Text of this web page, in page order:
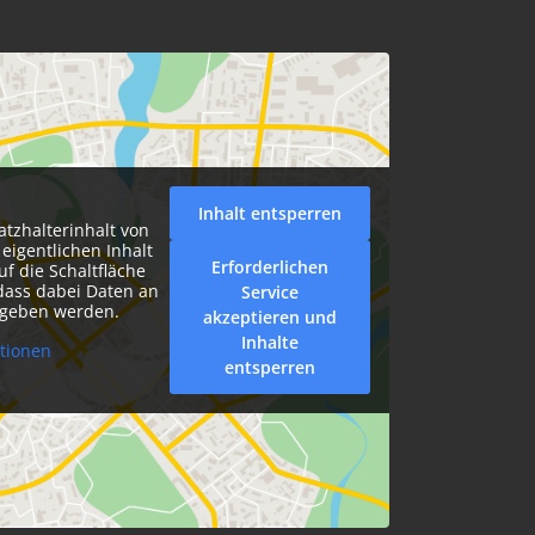
von
Inhalt
die Schaltfläche
dabei Daten an
werden.
Inhalt entsperren
Erforderlichen
Service
akzeptieren und
Inhalte
entsperren